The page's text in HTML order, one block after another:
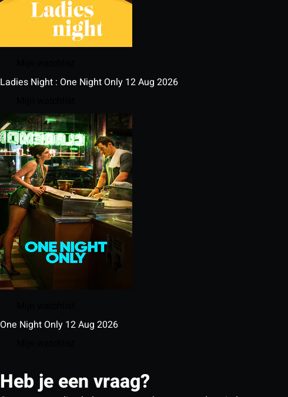
Ladies Night : One Night Only 12 Aug 2026
One Night Only 12 Aug 2026
Heb je een vraag?